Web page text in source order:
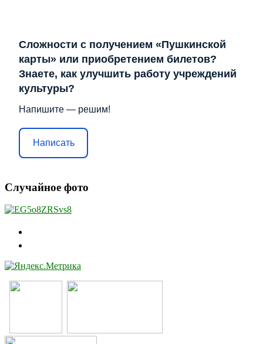
Сложности с получением «Пушкинской
карты» или приобретением билетов?
Знаете, как улучшить работу учреждений
культуры?
Напишите — решим!
Написать
Случайное фото